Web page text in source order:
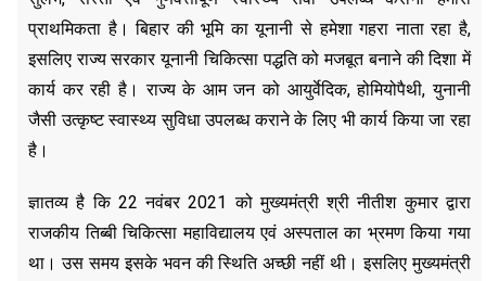
प्राथमिकता है। बिहार की भूमि का यूनानी से हमेशा गहरा नाता रहा है,
इसलिए राज्य सरकार यूनानी चिकित्सा पद्धति को मजबूत बनाने की दिशा में
कार्य कर रही है। राज्य के आम जन को आयुर्वेदिक, होमियोपैथी, युनानी
जैसी उत्कृष्ट स्वास्थ्य सुविधा उपलब्ध कराने के लिए भी कार्य किया जा रहा
है।
ज्ञातव्य है कि 22 नवंबर 2021 को मुख्यमंत्री श्री नीतीश कुमार द्वारा
राजकीय तिब्बी चिकित्सा महाविद्यालय एवं अस्पताल का भ्रमण किया गया
था। उस समय इसके भवन की स्थिति अच्छी नहीं थी। इसलिए मुख्यमंत्री